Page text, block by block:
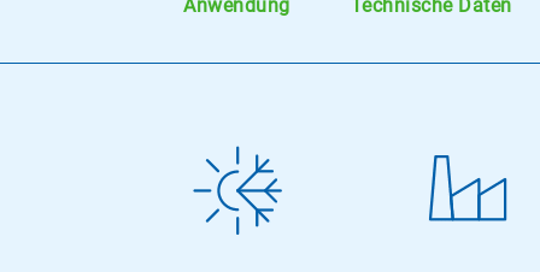
Anwendung Technische Daten